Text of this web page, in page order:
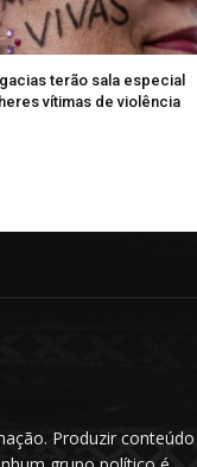
terão sala especial
vítimas de violência
Produzir conteúdo